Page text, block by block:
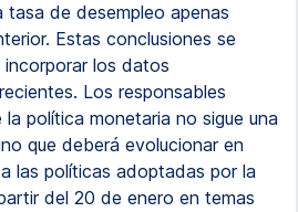
tasa de desempleo apenas
Estas conclusiones se
los datos
Los responsables
política monetaria no sigue una
que deberá evolucionar en
las políticas adoptadas por la
del 20 de enero en temas